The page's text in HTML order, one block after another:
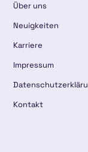
Über uns
Neuigkeiten
Karriere
Impressum
Kontakt